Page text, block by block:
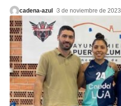
cadena-azul 3 de noviembre de 2023